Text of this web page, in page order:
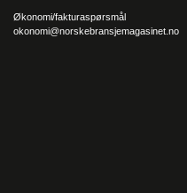
Økonomi/fakturaspørsmål
okonomi@norskebransjemagasinet.no